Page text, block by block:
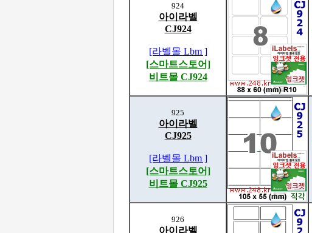
924
아이라벨
CJ924
[라벨몰 Lbm ]
[스마트스토어]
비트몰 CJ924
925
아이라벨
CJ925
[라벨몰 Lbm ]
[스마트스토어]
비트몰 CJ925
926
아이라벨